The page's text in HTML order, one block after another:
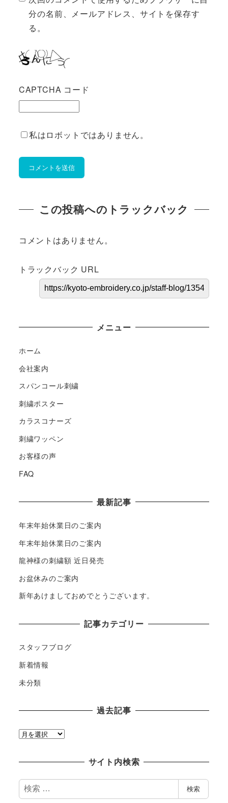
分の名前、メールアドレス、サイトを保存す
る。
CAPTCHA コード
私はロボットではありません。
この投稿へのトラックバック
コメントはありません。
トラックバック URL
メニュー
ホーム
会社案内
スパンコール刺繍
刺繍ポスター
カラスコナーズ
刺繍ワッペン
お客様の声
FAQ
最新記事
年末年始休業日のご案内
年末年始休業日のご案内
龍神様の刺繍額 近日発売
お盆休みのご案内
新年あけましておめでとうございます。
記事カテゴリー
スタッフブログ
新着情報
未分類
過去記事
過
サイト内検索
検
索
検索